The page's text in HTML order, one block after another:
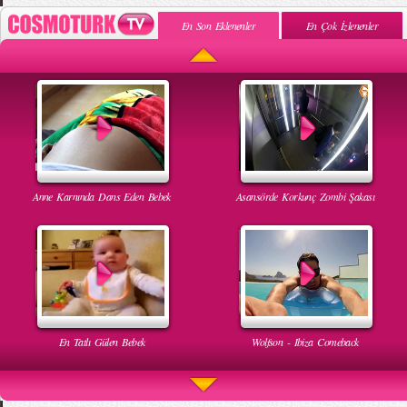
En Son Eklenenler En Çok İzlenenler
Anne Karnında Dans Eden Bebek Asansörde Korkunç Zombi Şakası
En Tatlı Gülen Bebek Wolfson - Ibiza Comeback